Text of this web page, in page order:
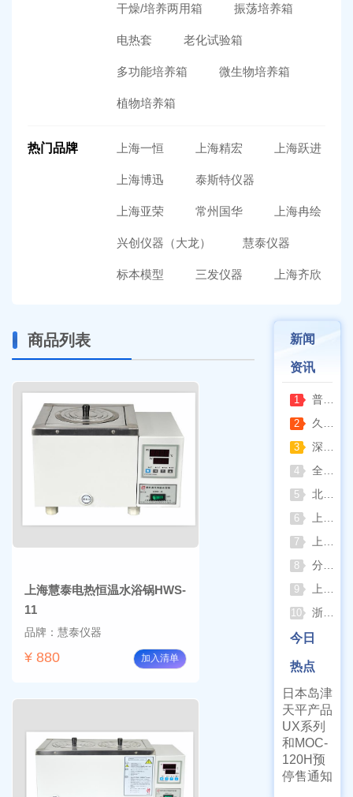
干燥/培养两用箱 振荡培养箱
电热套 老化试验箱
多功能培养箱 微生物培养箱
植物培养箱
热门品牌 上海一恒 上海精宏 上海跃进
上海博迅 泰斯特仪器
上海亚荣 常州国华 上海冉绘
兴创仪器（大龙） 慧泰仪器
标本模型 三发仪器 上海齐欣
商品列表
上海慧泰电热恒温水浴锅HWS-
11
品牌：慧泰仪器
¥ 880 加入清单
新闻
资讯
1 普通烘箱和耐腐蚀烘箱区分
2 久兴医疗高压蒸汽灭菌器：制药科研灭菌的可靠之选
3 深那静音超声波清洗仪：科研洁净新标准，安静高效更安心
4 全自动凯氏定氮仪测定焦炭中氮 上海纤检助力焦化行业精准检测
5 北京六一电泳仪完整选型指南（分电泳槽 + 电源两大模块，按实验场景直接匹配）
6 上海仪电吸光光度法和荧光分析法的异同
7 上海佑科GC-7860系列网络化气相色谱仪
8 分清生物安全柜与洁净工作台 苏州安泰科普两类设备差异
9 上海申安灭菌器外排、内排与干燥功能全解析
10 浙江孚夏：打造合规可靠的实验室洁净装备
今日
热点
日本岛津
天平产品
UX系列
和MOC-
120H预
停售通知